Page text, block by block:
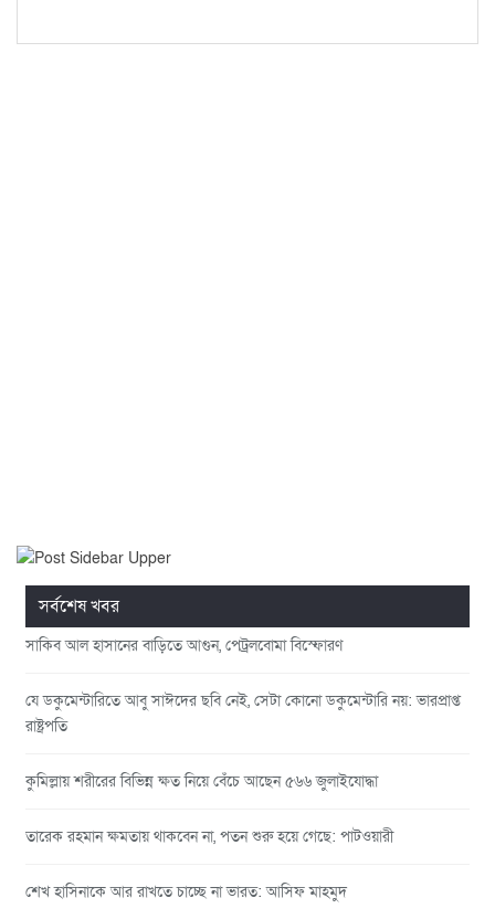
সর্বশেষ খবর
সাকিব আল হাসানের বাড়িতে আগুন, পেট্রলবোমা বিস্ফোরণ
যে ডকুমেন্টারিতে আবু সাঈদের ছবি নেই, সেটা কোনো ডকুমেন্টারি নয়: ভারপ্রাপ্ত
রাষ্ট্রপতি
কুমিল্লায় শরীরের বিভিন্ন ক্ষত নিয়ে বেঁচে আছেন ৫৬৬ জুলাইযোদ্ধা
তারেক রহমান ক্ষমতায় থাকবেন না, পতন শুরু হয়ে গেছে: পাটওয়ারী
শেখ হাসিনাকে আর রাখতে চাচ্ছে না ভারত: আসিফ মাহমুদ